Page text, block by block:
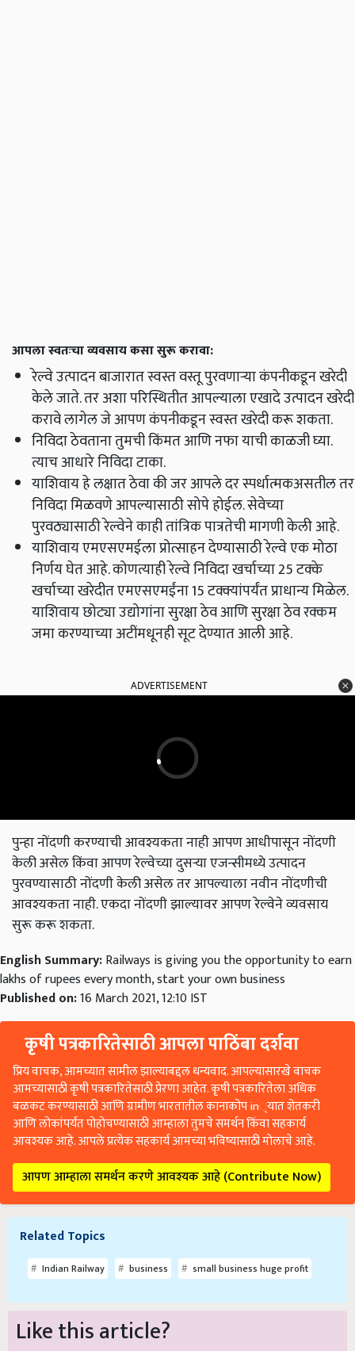
आपला स्वतःचा व्यवसाय कसा सुरू करावा:
रेल्वे उत्पादन बाजारात स्वस्त वस्तू पुरवणाऱ्या कंपनीकडून खरेदी
केले जाते. तर अशा परिस्थितीत आपल्याला एखादे उत्पादन खरेदी
करावे लागेल जे आपण कंपनीकडून स्वस्त खरेदी करू शकता.
निविदा ठेवताना तुमची किंमत आणि नफा याची काळजी घ्या.
त्याच आधारे निविदा टाका.
याशिवाय हे लक्षात ठेवा की जर आपले दर स्पर्धात्मकअसतील तर
निविदा मिळवणे आपल्यासाठी सोपे होईल. सेवेच्या
पुरवठ्यासाठी रेल्वेने काही तांत्रिक पात्रतेची मागणी केली आहे.
याशिवाय एमएसएमईला प्रोत्साहन देण्यासाठी रेल्वे एक मोठा
निर्णय घेत आहे. कोणत्याही रेल्वे निविदा खर्चाच्या 25 टक्के
खर्चाच्या खरेदीत एमएसएमईंना 15 टक्क्यांपर्यंत प्राधान्य मिळेल.
याशिवाय छोट्या उद्योगांना सुरक्षा ठेव आणि सुरक्षा ठेव रक्कम
जमा करण्याच्या अटींमधूनही सूट देण्यात आली आहे.
पुन्हा नोंदणी करण्याची आवश्यकता नाही आपण आधीपासून नोंदणी
केली असेल किंवा आपण रेल्वेच्या दुसर्‍या एजन्सीमध्ये उत्पादन
पुरवण्यासाठी नोंदणी केली असेल तर आपल्याला नवीन नोंदणीची
आवश्यकता नाही. एकदा नोंदणी झाल्यावर आपण रेल्वेने व्यवसाय
सुरू करू शकता.
lakhs of rupees every month, start your own business
Published on:16 March 2021, 12:10 IST
कृषी पत्रकारितेसाठी आपला पाठिंबा दर्शवा
प्रिय वाचक, आमच्यात सामील झाल्याबद्दल धन्यवाद. आपल्यासारखे वाचक
आमच्यासाठी कृषी पत्रकारितेसाठी प्रेरणा आहेत. कृषी पत्रकारितेला अधिक
बळकट करण्यासाठी आणि ग्रामीण भारतातील कानाकोप in्यात शेतकरी
आणि लोकांपर्यंत पोहोचण्यासाठी आम्हाला तुमचे समर्थन किंवा सहकार्य
आवश्यक आहे. आपले प्रत्येक सहकार्य आमच्या भविष्यासाठी मोलाचे आहे.
आपण आम्हाला समर्थन करणे आवश्यक आहे (Contribute Now)
Like this article?
Hey! I amKJ Maharashtra. Did you liked this article and have